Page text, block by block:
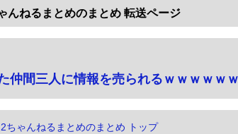
んねるまとめのまとめ 転送ページ
仲間三人に情報を売られるｗｗｗｗｗ
2ちゃんねるまとめのまとめ トップ